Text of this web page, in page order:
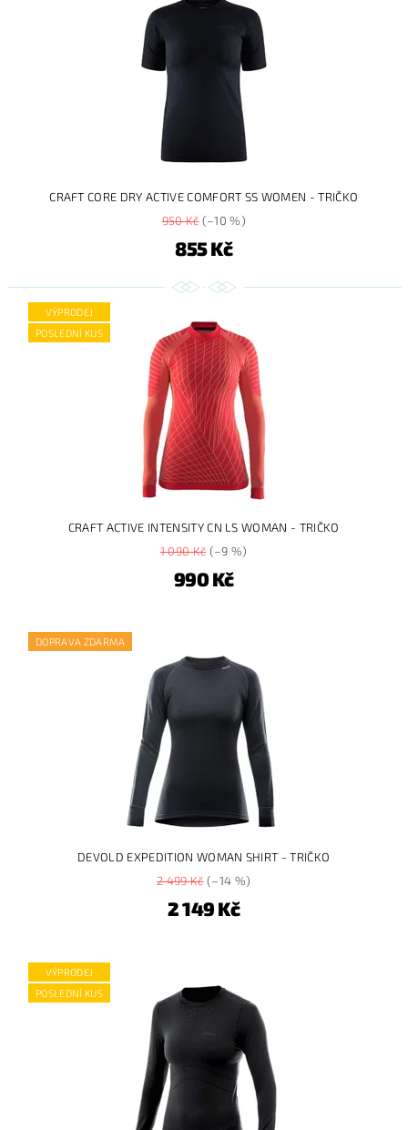
CRAFT CORE DRY ACTIVE COMFORT SS WOMEN - TRIČKO
950 Kč(–10 %)
855 Kč
VÝPRODEJ
POSLEDNÍ KUS
CRAFT ACTIVE INTENSITY CN LS WOMAN - TRIČKO
1 090 Kč(–9 %)
990 Kč
DOPRAVA ZDARMA
DEVOLD EXPEDITION WOMAN SHIRT - TRIČKO
2 499 Kč(–14 %)
2 149 Kč
VÝPRODEJ
POSLEDNÍ KUS